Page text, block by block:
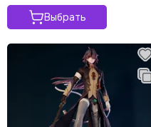
Выбрать